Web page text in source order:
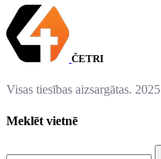
ČETRI
Visas tiesības aizsargātas. 2025
Meklēt vietnē